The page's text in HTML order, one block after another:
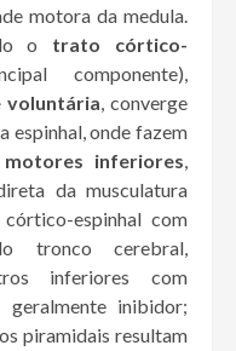
motora da medula.
o trato córtico-
componente),
voluntária, converge
espinhal, onde fazem
motores inferiores,
da musculatura
espinhal com
tronco cerebral,
inferiores com
inibidor;
piramidais resultam